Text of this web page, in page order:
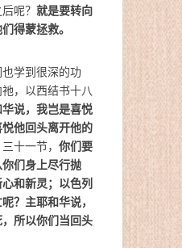
呢？ 就是要转向
得蒙拯救。
学到很深的功
，以西结书十八
说，我岂是喜悦
他回头离开他的
三十一节， 你们要
们身上尽行抛
和新灵；以色列
？主耶和华说，
所以你们当回头